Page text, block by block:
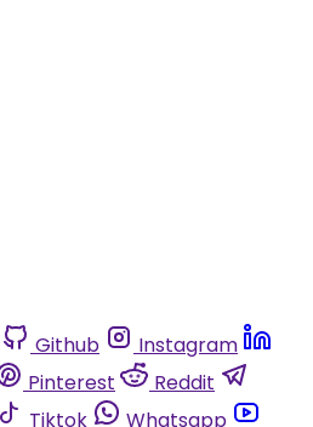
Github
Instagram
Pinterest
Reddit
Tiktok
Whatsapp